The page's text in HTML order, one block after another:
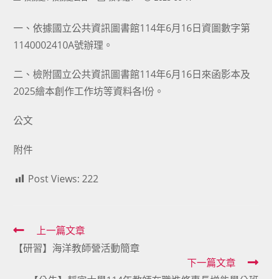
一、依據國立公共資訊圖書館114年6月16日資圖數字第
1140002410A號辦理。
二、檢附國立公共資訊圖書館114年6月16日來函影本及
2025繪本創作工作坊等資料各l份。
公文
附件
Post Views: 222
Read
more
articles
上一篇文章
【研習】海洋教師營活動簡章
下一篇文章